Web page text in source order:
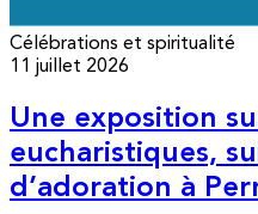
Célébrations et spiritualité
11 juillet 2026
Une exposition
eucharistiques,
d’adoration à